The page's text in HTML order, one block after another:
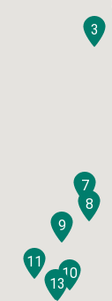
3
7
8
9
10
11
12
13